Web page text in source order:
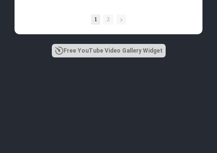
1 2
Free YouTube Video Gallery Widget